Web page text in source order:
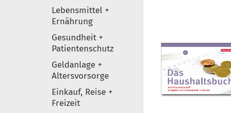
Lebensmittel +
Ernährung
Gesundheit +
Patientenschutz
Geldanlage +
Altersvorsorge
Einkauf, Reise +
Freizeit